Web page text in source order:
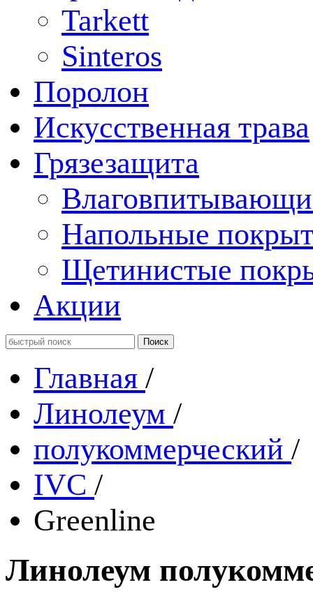
Tarkett
Sinteros
Поролон
Искусственная трава
Грязезащита
Напольные
Щетинистые
Акции
Главная /
Линолеум /
полукоммерческий /
IVC /
Greenline
Линолеум